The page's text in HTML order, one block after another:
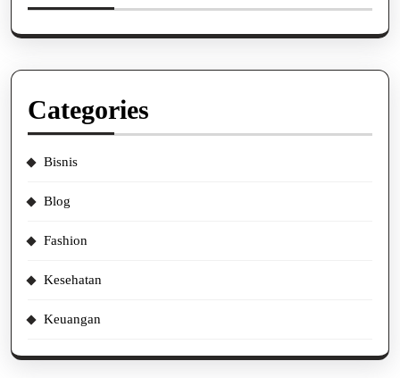
Categories
Bisnis
Blog
Fashion
Kesehatan
Keuangan